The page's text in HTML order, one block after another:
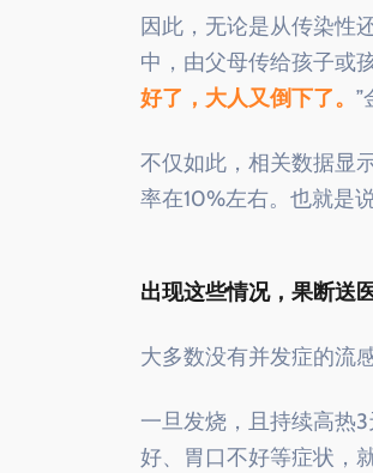
因此，无论是从传染性
中，由父母传给孩子或
好了，大人又倒下了。 ”
不仅如此，相关数据显
率在10%左右。也就是说
出现这些情况，果断送
大多数没有并发症的流
一旦发烧，且持续高热
好、胃口不好等症状，